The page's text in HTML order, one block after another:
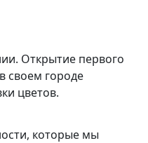
Открытие первого
своем городе
цветов.
которые мы